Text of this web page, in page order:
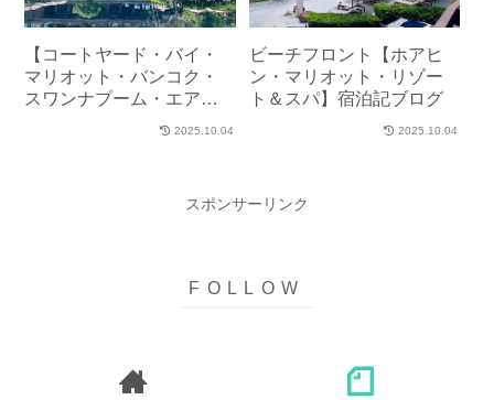
【コートヤード・バイ・
マリオット・バンコク・
スワンナプーム・エアポ
ート】宿泊記ブログ2025.10.04
ビーチフロント【ホアヒ
ン・マリオット・リゾー
ト＆スパ】宿泊記ブログ
2025.10.04
スポンサーリンク